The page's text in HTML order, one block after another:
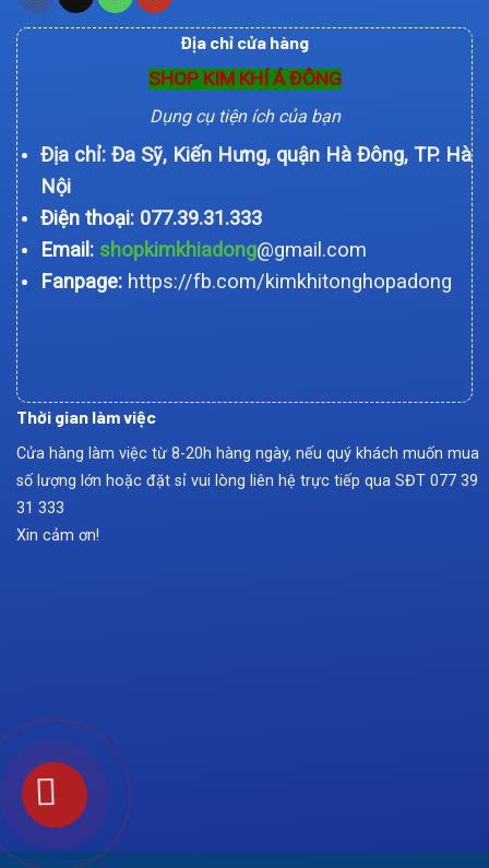
Địa chỉ cửa hàng
SHOP KIM KHÍ Á ĐÔNG
Dụng cụ tiện ích của bạn
Địa chỉ: Đa Sỹ, Kiến Hưng, quận Hà Đông, TP. Hà
Nội
Điện thoại: 077.39.31.333
Email:shopkimkhiadong@gmail.com
Fanpage: https://fb.com/kimkhitonghopadong
Thời gian làm việc
Cửa hàng làm việc từ 8-20h hàng ngày, nếu quý khách muốn mua
số lượng lớn hoặc đặt sỉ vui lòng liên hệ trực tiếp qua SĐT 077 39
31 333
Xin cảm ơn!